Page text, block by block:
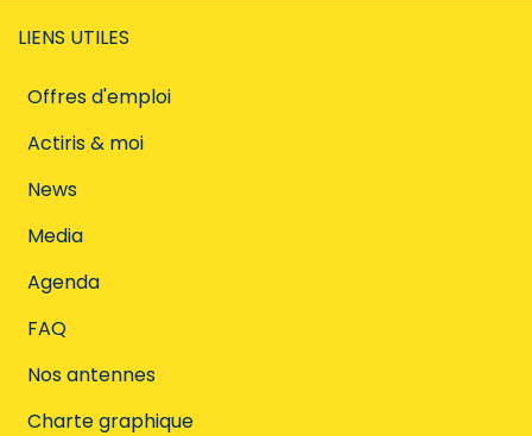
LIENS UTILES
Offres d'emploi
Actiris & moi
News
Media
Agenda
FAQ
Nos antennes
Charte graphique